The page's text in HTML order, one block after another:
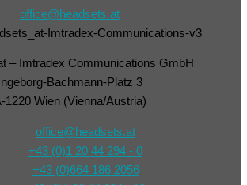
office@headsets.at
– Imtradex Communications GmbH
Ingeborg-Bachmann-Platz 3
1220 Wien (Vienna/Austria)
office@headsets.at
+43 (0)1 20 44 294 - 0
+43 (0)664 186 2056